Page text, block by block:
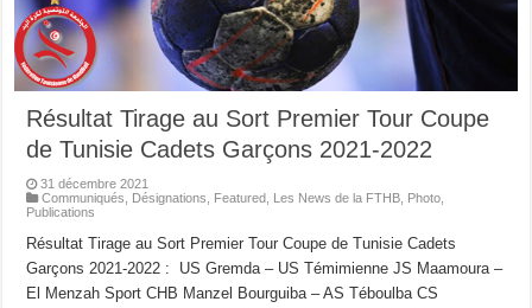
Résultat Tirage au Sort Premier Tour Coupe
de Tunisie Cadets Garçons 2021-2022
31 décembre 2021
Communiqués
Désignations Featured Les News de la FTHB Photo
Publications
Résultat Tirage au Sort Premier Tour Coupe de Tunisie Cadets
Garçons 2021-2022 : US Gremda – US Témimienne JS Maamoura –
El Menzah Sport CHB Manzel Bourguiba – AS Téboulba CS